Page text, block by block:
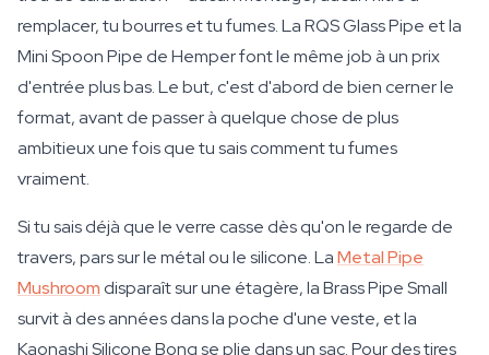
remplacer, tu bourres et tu fumes. La RQS Glass Pipe et la
Mini Spoon Pipe de Hemper font le même job à un prix
d'entrée plus bas. Le but, c'est d'abord de bien cerner le
format, avant de passer à quelque chose de plus
ambitieux une fois que tu sais comment tu fumes
vraiment.
Si tu sais déjà que le verre casse dès qu'on le regarde de
travers, pars sur le métal ou le silicone. LaMetal Pipe
Mushroom disparaît sur une étagère, la Brass Pipe Small
survit à des années dans la poche d'une veste, et la
Kaonashi Silicone Bong se plie dans un sac. Pour des tires